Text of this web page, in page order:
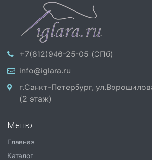
+7(812)946-25-05 (СПб)
info@iglara.ru
г.Санкт-Петербург,
(2 этаж)
Меню
Главная
Каталог